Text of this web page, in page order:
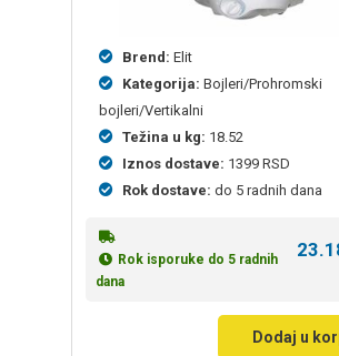
Brend: Elit
Kategorija: Bojleri/Prohromski
bojleri/Vertikalni
Težina u kg: 18.52
Iznos dostave: 1399 RSD
Rok dostave: do 5 radnih dana
Rok isporuke do 5 radnih
dana
Dodaj u